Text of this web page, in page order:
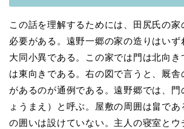
この話を理解するためには、田尻氏の家
必要がある。遠野一郷の家の造りはいず
大同小異である。この家では門は北向き
は東向きである。右の図で言うと、厩舎
があるのが通例である。遠野郷では、門
ょうまえ）と呼ぶ。屋敷の周囲は畠で
の囲いは設けていない。主人の寝室とウ